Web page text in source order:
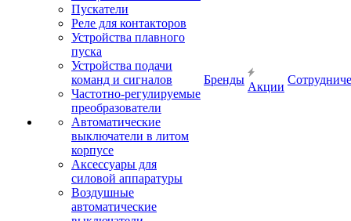
Пускатели
Реле для контакторов
Устройства плавного
пуска
Устройства подачи
команд и сигналов
Частотно-регулируемые
преобразователи
Автоматические
выключатели в литом
корпусе
Аксессуары для
силовой аппаратуры
Воздушные
автоматические
Бренды
Акции